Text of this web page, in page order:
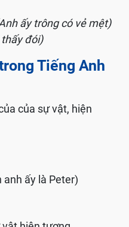
ấy trông có vẻ mệt)
đói)
Tiếng Anh
của sự vật, hiện
anh ấy là Peter)